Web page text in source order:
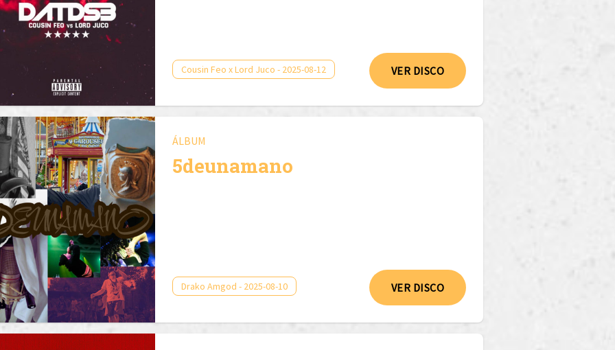
Cousin Feo x Lord Juco - 2025-08-12 VER DISCO
ÁLBUM
5deunamano
Drako Amgod - 2025-08-10 VER DISCO